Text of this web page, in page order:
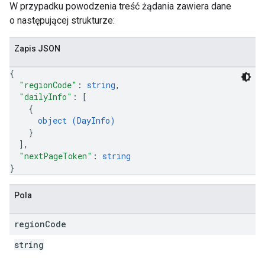
W przypadku powodzenia treść żądania zawiera dane
o następującej strukturze:
Zapis JSON
{
"regionCode" : string,
"dailyInfo" :
[
{
object (DayInfo)
}
] ,
"nextPageToken" : string
}
Pola
regionCode
string